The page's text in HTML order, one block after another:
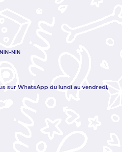
NIN
sur WhatsApp du lundi au vendredi,